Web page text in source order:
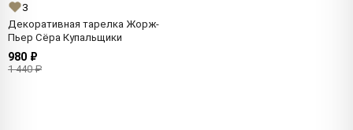
3
Декоративная тарелка Жорж-
Пьер Сёра Купальщики
980 ₽
1 440 ₽